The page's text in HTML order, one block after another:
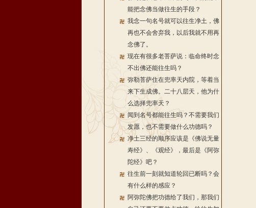
能把念佛当做往生的手段？
我念一句名号就可以往生净土，佛
再也不会舍弃我，以后我就不用再
念佛了。
现在有很多老菩萨说：临命终时念
不出佛还能往生吗？
弥勒菩萨住在兜率天内院，等着当
来下生成佛。二十八层天，他为什
么选择兜率天？
闻到名号都能往生吗？不需要我们
发愿，也不需要做什么功德吗？
净土三经的顺序应该是《佛说无量
寿经》、《观经》，最后是《阿弥
陀经》吧？
往生前一刻就知道轮回已断吗？会
有什么样的感应？
阿弥陀佛把功德给了我们，那我们